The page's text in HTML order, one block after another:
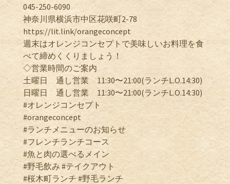
045-250-6090
神奈川県横浜市中区花咲町2-78
https://lit.link/orangeconcept
週末はオレンジコンセプトで美味しいお料理を食
べて締めくくりましょう！
◇営業時間のご案内
土曜日 通し営業 11:30〜21:00(ランチL.O.14:30)
日曜日 通し営業 11:30〜21:00(ランチL.O.14:30)
#オレンジコンセプト
#orangeconcept
#ランチメニューのお知らせ
#フレンチランチコース
#魚と肉の選べるメイン
#野毛飲み #テイクアウト
#桜木町ランチ #野毛ランチ